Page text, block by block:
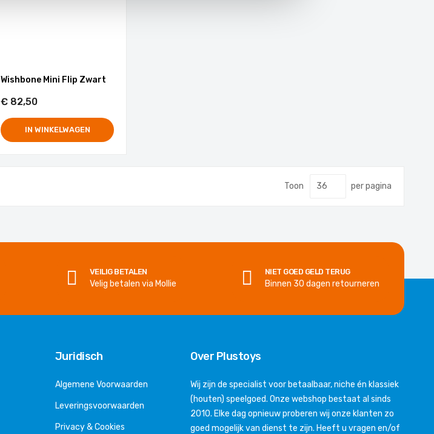
Wishbone Mini Flip Zwart
€ 82,50
IN WINKELWAGEN
Toon per pagina
VEILIG BETALEN
Velig betalen via Mollie
NIET GOED GELD TERUG
Binnen 30 dagen retourneren
Juridisch
Algemene Voorwaarden
Leveringsvoorwaarden
Privacy & Cookies
Over Plustoys
Wij zijn de specialist voor betaalbaar, niche én klassiek
(houten) speelgoed. Onze webshop bestaat al sinds
2010. Elke dag opnieuw proberen wij onze klanten zo
goed mogelijk van dienst te zijn. Heeft u vragen en/of